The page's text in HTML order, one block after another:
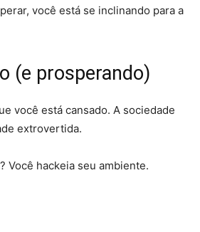
você está se inclinando para a
(e prosperando)
você está cansado. A sociedade
extrovertida.
Você hackeia seu ambiente.